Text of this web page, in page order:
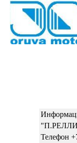
"П.РЕЛЛИ"
Телефон